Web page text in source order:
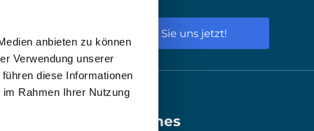
anbieten zu können
Verwendung unserer
diese Informationen
Rahmen Ihrer Nutzung
Schreiben Sie uns jetzt!
Rechtliches